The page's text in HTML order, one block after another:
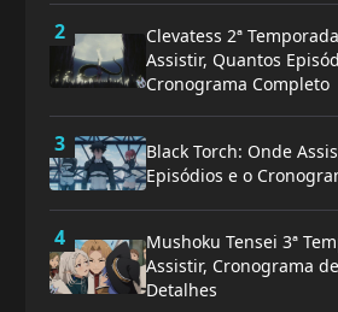
2
Clevatess 2ª
Assistir, Quantos
Cronograma Completo
3
Black Torch: Onde
Episódios e o
4
Mushoku Tensei 3ª
Assistir, Cronograma
Detalhes